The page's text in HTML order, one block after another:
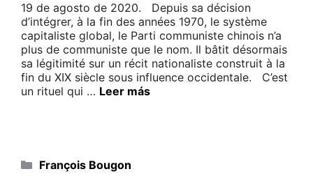
19 de agosto de 2020. Depuis sa décision
d’intégrer, à la fin des années 1970, le système
capitaliste global, le Parti communiste chinois n’a
plus de communiste que le nom. Il bâtit désormais
sa légitimité sur un récit nationaliste construit à la
fin du XIX siècle sous influence occidentale. C’est
un rituel qui … Leer más
Categorías
François Bougon